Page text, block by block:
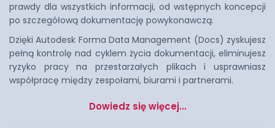
prawdy dla wszystkich informacji, od wstępnych koncepcji
po szczegółową dokumentację powykonawczą.
Dzięki Autodesk Forma Data Management (Docs) zyskujesz
pełną kontrolę nad cyklem życia dokumentacji, eliminujesz
ryzyko pracy na przestarzałych plikach i usprawniasz
współpracę między zespołami, biurami i partnerami.
Dowiedz się więcej...